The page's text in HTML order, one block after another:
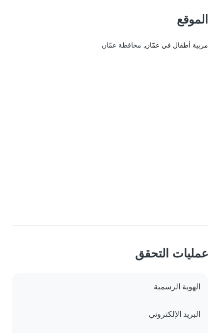
الموقع
مربية أطفال في عمّان, محافظة عمّان
عمليات التحقق
الهوية الرسمية
البريد الإلكتروني